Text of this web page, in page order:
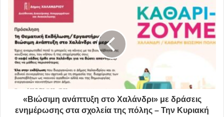
Φιλοθέης Ψυχικού στα τηλέφωνα 210 6753855 και 210
6773474.
δήμος φιλοθέης - ψυχικού
«Βιώσιμη ανάπτυξη στο Χαλάνδρι» με δράσεις
ενημέρωσης στα σχολεία της πόλης – Την Κυριακή